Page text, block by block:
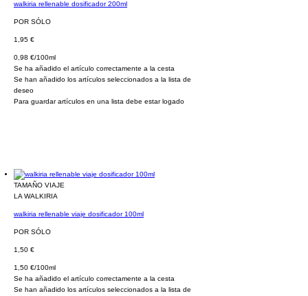
walkiria rellenable dosificador 200ml
POR SÓLO
1,95 €
0,98 €/100ml
Se ha añadido el artículo correctamente a la cesta
Se han añadido los artículos seleccionados a la lista de
deseo
Para guardar artículos en una lista debe estar logado
TAMAÑO VIAJE
LA WALKIRIA
walkiria rellenable viaje dosificador 100ml
POR SÓLO
1,50 €
1,50 €/100ml
Se ha añadido el artículo correctamente a la cesta
Se han añadido los artículos seleccionados a la lista de